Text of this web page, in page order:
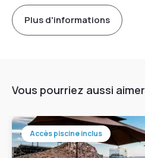
Plus d'informations
Vous pourriez aussi aimer
Accès piscine inclus